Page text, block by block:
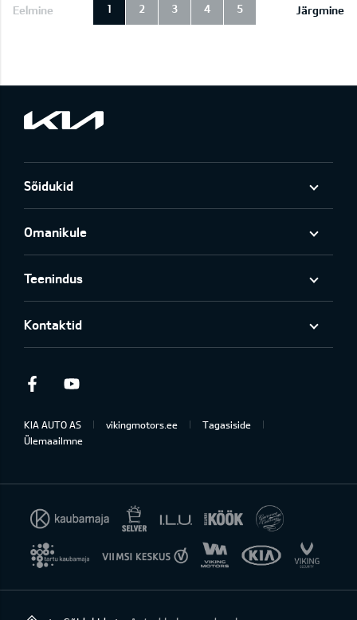
Eelmine Järgmine
1 2 3 4 5
Sõidukid
Omanikule
Teenindus
Kontaktid
Facebook
KIA AUTO AS vikingmotors.ee
Tagasiside
Ülemaailmne